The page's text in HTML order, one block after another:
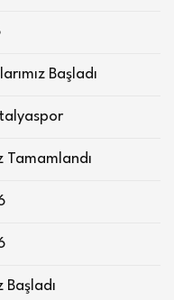
Başladı
Tamamlandı
Başladı